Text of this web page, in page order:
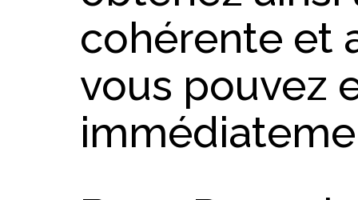
cohérente et
vous pouvez